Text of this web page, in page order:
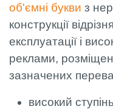
об'ємні букви з
конструкції
експлуатації і
реклами,
зазначених
високий